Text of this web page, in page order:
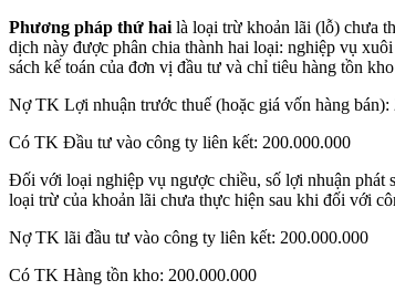
Phương pháp thứ hai là loại trừ khoản lãi (lỗ) chưa
dịch này được phân chia thành hai loại: nghiệp vụ
sách kế toán của đơn vị đầu tư và chỉ tiêu hàng tồn
Nợ TK Lợi nhuận trước thuế (hoặc giá vốn hàng bán):
Có TK Đầu tư vào công ty liên kết: 200.000.000
Đối với loại nghiệp vụ ngược chiều, số lợi nhuận phát
loại trừ của khoản lãi chưa thực hiện sau khi đối với
Nợ TK lãi đầu tư vào công ty liên kết: 200.000.000
Có TK Hàng tồn kho: 200.000.000